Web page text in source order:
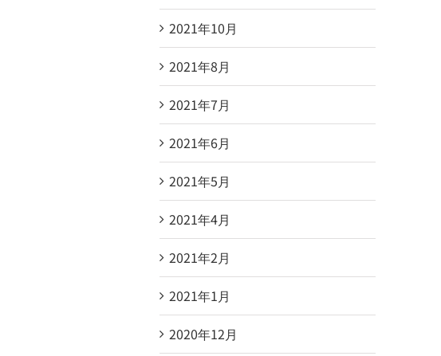
2021年10月
2021年8月
2021年7月
2021年6月
2021年5月
2021年4月
2021年2月
2021年1月
2020年12月